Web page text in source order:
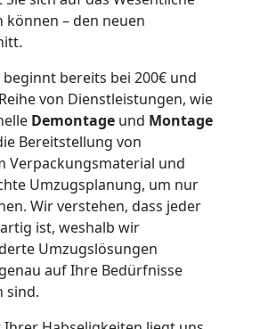
– den neuen
beginnt bereits bei 200€ und
von Dienstleistungen, wie
Demontage und Montage
Bereitstellung von
Verpackungsmaterial und
Umzugsplanung, um nur
Wir verstehen, dass jeder
ist, weshalb wir
Umzugslösungen
auf Ihre Bedürfnisse
sind.